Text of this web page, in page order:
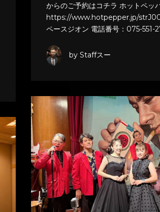
からのご予約はコチラ ホットペッ
https://www.hotpepper.jp/
ペースジオン 電話番号：075-551-
by Staffスー